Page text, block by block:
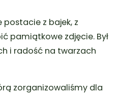
postacie z bajek, z
pamiątkowe zdjęcie. Był
i radość na twarzach
zorganizowaliśmy dla